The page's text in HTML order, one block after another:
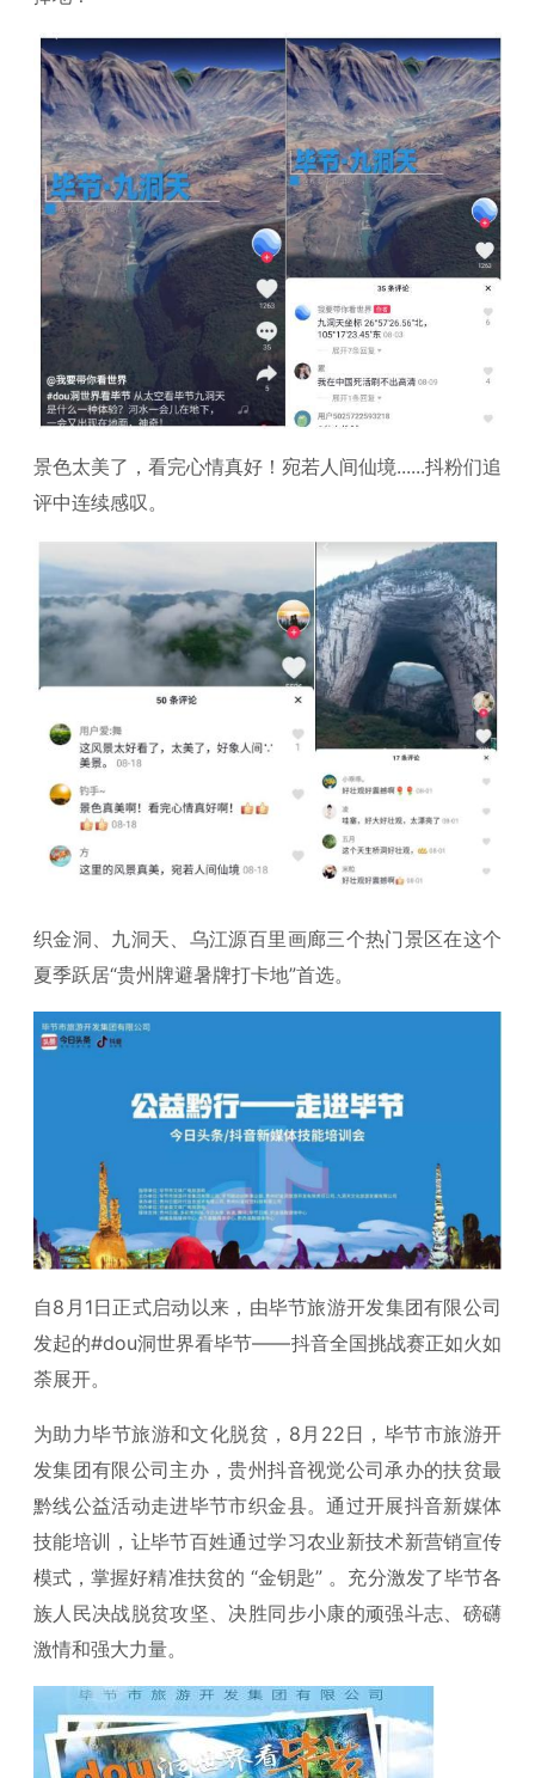
景色太美了，看完心情真好！宛若人间仙境......抖粉们追
评中连续感叹。
织金洞、九洞天、乌江源百里画廊三个热门景区在这个
夏季跃居“贵州牌避暑牌打卡地”首选。
自8月1日正式启动以来，由毕节旅游开发集团有限公司
发起的#dou洞世界看毕节——抖音全国挑战赛正如火如
荼展开。
为助力毕节旅游和文化脱贫，8月22日，毕节市旅游开
发集团有限公司主办，贵州抖音视觉公司承办的扶贫最
黔线公益活动走进毕节市织金县。通过开展抖音新媒体
技能培训，让毕节百姓通过学习农业新技术新营销宣传
模式，掌握好精准扶贫的 “金钥匙” 。充分激发了毕节各
族人民决战脱贫攻坚、决胜同步小康的顽强斗志、磅礴
激情和强大力量。